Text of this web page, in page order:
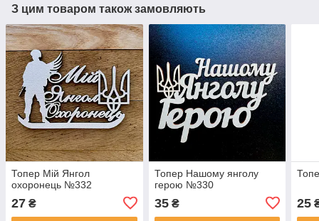
З цим товаром також замовляють
Топер Мій Янгол
охоронець №332
27 ₴
Топер Нашому янголу
герою №330
35₴ 25